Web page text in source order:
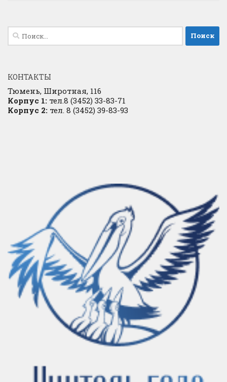
Найти:
КОНТАКТЫ
Тюмень, Широтная, 116
Корпус 1: тел.8 (3452) 33-83-71
Корпус 2: тел. 8 (3452) 39-83-93